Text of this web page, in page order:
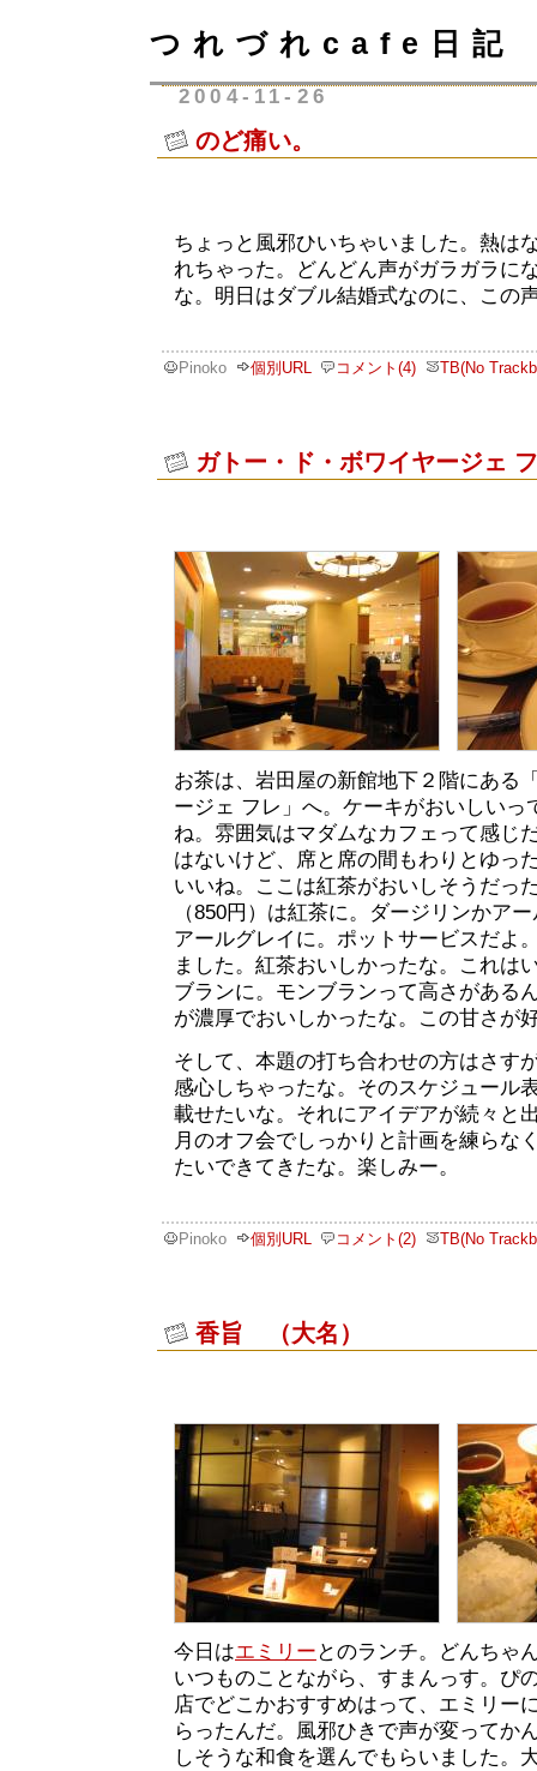
つれづれcafe日記
2004-11-26
のど痛い。
ちょっと風邪ひいちゃいました。熱は
れちゃった。どんどん声がガラガラに
な。明日はダブル結婚式なのに、この
Pinoko 個別URL コメント(4) TB(No
ガトー・ド・ボワイヤージェ
お茶は、岩田屋の新館地下２階にある
ージェ フレ」へ。ケーキがおいしいっ
ね。雰囲気はマダムなカフェって感じ
はないけど、席と席の間もわりとゆっ
いいね。ここは紅茶がおいしそうだっ
（850円）は紅茶に。ダージリンかア
アールグレイに。ポットサービスだよ
ました。紅茶おいしかったな。これは
ブランに。モンブランって高さがある
が濃厚でおいしかったな。この甘さが
そして、本題の打ち合わせの方はさす
感心しちゃったな。そのスケジュール
載せたいな。それにアイデアが続々と
月のオフ会でしっかりと計画を練らな
たいできてきたな。楽しみー。
Pinoko 個別URL コメント(2) TB(No
香旨 （大名）
今日はエミリー とのランチ。どんちゃ
いつものことながら、すまんっす。ぴ
店でどこかおすすめはって、エミリー
らったんだ。風邪ひきで声が変ってか
しそうな和食を選んでもらいました。